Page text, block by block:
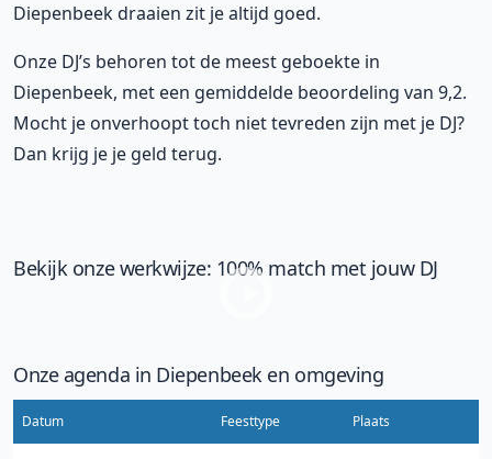
Diepenbeek draaien zit je altijd goed.
Onze DJ’s behoren tot de meest geboekte in
Diepenbeek, met een gemiddelde beoordeling van 9,2.
Mocht je onverhoopt toch niet tevreden zijn met je DJ?
Dan krijg je je geld terug.
Bekijk onze werkwijze: 100% match met jouw DJ
Onze agenda in Diepenbeek en omgeving
Datum Feesttype Plaats